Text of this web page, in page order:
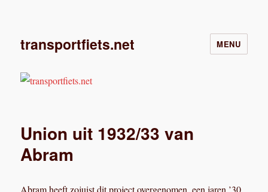
transportfiets.net MENU
Union uit 1932/33 van
Abram